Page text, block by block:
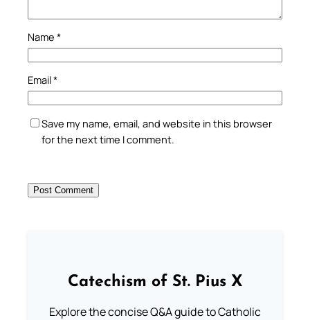
Name *
Email*
Save my name, email, and website in this browser
for the next time I comment.
Catechism of St. Pius X
Explore the concise Q&A guide to Catholic